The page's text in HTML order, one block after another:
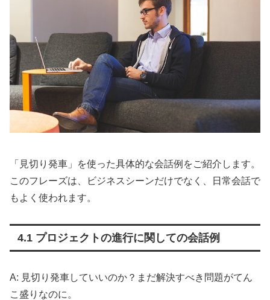
「見切り発車」を使った具体的な会話例をご紹介します。
このフレーズは、ビジネスシーンだけでなく、日常会話で
もよく使われます。
4.1 プロジェクトの進行に関しての会話例
A: 見切り発車していいのか？まだ解決すべき問題がてん
こ盛りなのに。